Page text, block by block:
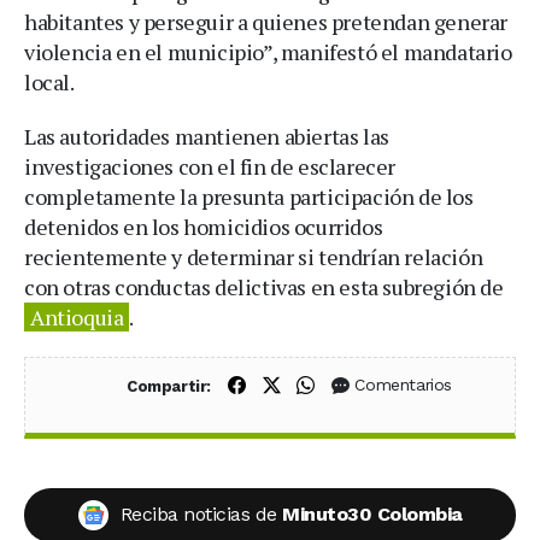
habitantes y perseguir a quienes pretendan generar
violencia en el municipio”, manifestó el mandatario
local.
Las autoridades mantienen abiertas las
investigaciones con el fin de esclarecer
completamente la presunta participación de los
detenidos en los homicidios ocurridos
recientemente y determinar si tendrían relación
con otras conductas delictivas en esta subregión de
Antioquia .
Compartir: Compartir en Facebook
Compartir en X (Twitter)
Compartir en WhatsApp
Comentarios
Reciba noticias de Minuto30 Colombia